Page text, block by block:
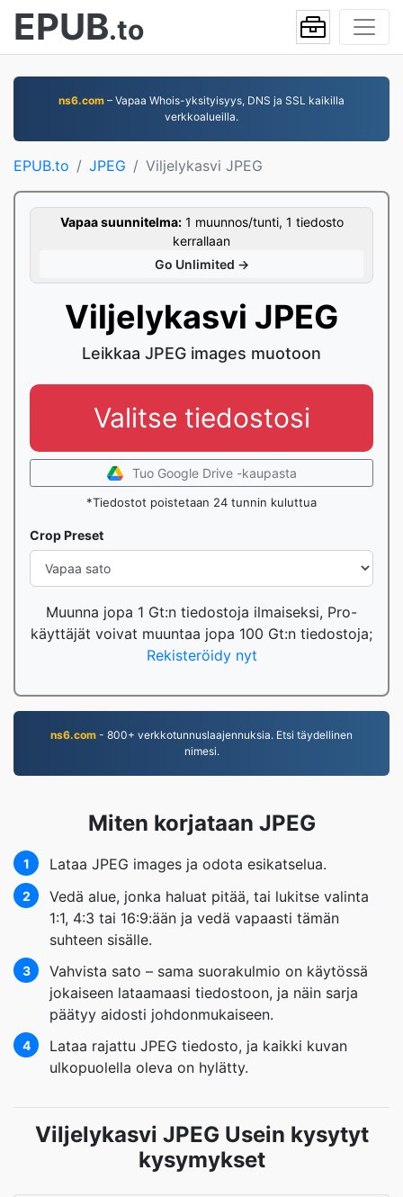
EPUB.to
ns6.com – Vapaa Whois-yksityisyys, DNS ja SSL kaikilla
verkkoalueilla.
EPUB.to JPEG Viljelykasvi JPEG
Vapaa suunnitelma:1 muunnos/tunti, 1 tiedosto
kerrallaan
Go Unlimited →
Viljelykasvi JPEG
Leikkaa JPEG images muotoon
Valitse tiedostosi
Tuo Google Drive -kaupasta
*Tiedostot poistetaan 24 tunnin kuluttua
Crop Preset
Muunna jopa 1 Gt:n tiedostoja ilmaiseksi, Pro-
käyttäjät voivat muuntaa jopa 100 Gt:n tiedostoja;
Rekisteröidy nyt
ns6.com - 800+ verkkotunnuslaajennuksia. Etsi täydellinen
nimesi.
Miten korjataan JPEG
1 Lataa JPEG images ja odota esikatselua.
2
Vedä alue, jonka haluat pitää, tai lukitse valinta
1:1, 4:3 tai 16:9:ään ja vedä vapaasti tämän
suhteen sisälle.
3
Vahvista sato – sama suorakulmio on käytössä
jokaiseen lataamaasi tiedostoon, ja näin sarja
päätyy aidosti johdonmukaiseen.
4
Lataa rajattu JPEG tiedosto, ja kaikki kuvan
ulkopuolella oleva on hylätty.
Viljelykasvi JPEG Usein kysytyt
kysymykset